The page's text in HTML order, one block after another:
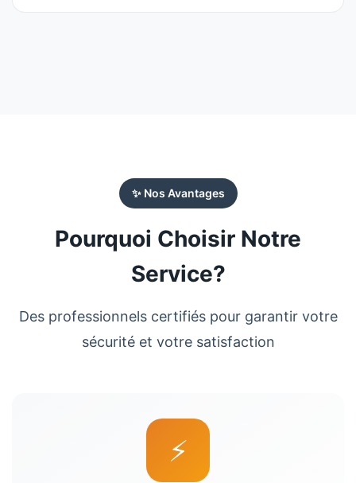
✨ Nos Avantages
Pourquoi Choisir Notre
Service?
Des professionnels certifiés pour garantir votre
sécurité et votre satisfaction
⚡